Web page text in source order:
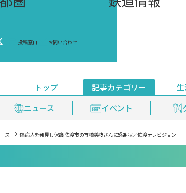
投稿窓口 お問い合わせ
トップ
記事カテゴリー
ニュース
イベント
おくやみ情報
安全安心情報
ライブ配信
ス 傷病人を発見し保護 佐渡市の市橋美枝さんに感謝状／佐渡テレビジョン